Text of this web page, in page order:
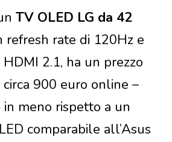
TV OLED LG da 42
refresh rate di 120Hz e
2.1, ha un prezzo
900 euro online –
meno rispetto a un
comparabile all’Asus